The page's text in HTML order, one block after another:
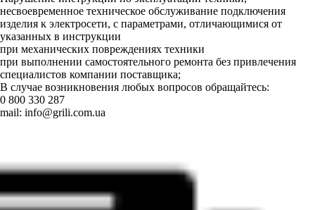
несвоевременное техническое обслуживание подключения
изделия к электросети, с параметрами, отличающимися от
указанных в инструкции
при механических повреждениях техники
при выполнении самостоятельного ремонта без привлечения
специалистов компании поставщика;
В случае возникновения любых вопросов обращайтесь:
0 800 330 287
mail: info@grili.com.ua